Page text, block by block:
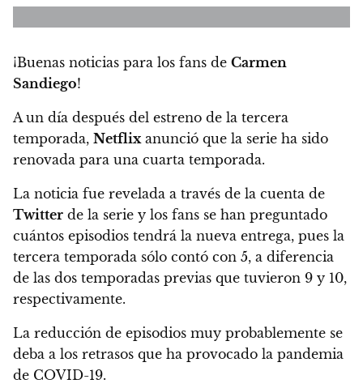
¡Buenas noticias para los fans de Carmen
Sandiego!
A un día después del estreno de la tercera
temporada, Netflix anunció que la serie ha sido
renovada para una cuarta temporada.
La noticia fue revelada a través de la cuenta de
Twitter de la serie y los fans se han preguntado
cuántos episodios tendrá la nueva entrega, pues la
tercera temporada sólo contó con 5, a diferencia
de las dos temporadas previas que tuvieron 9 y 10,
respectivamente.
La reducción de episodios muy probablemente se
deba a los retrasos que ha provocado la pandemia
de COVID-19.